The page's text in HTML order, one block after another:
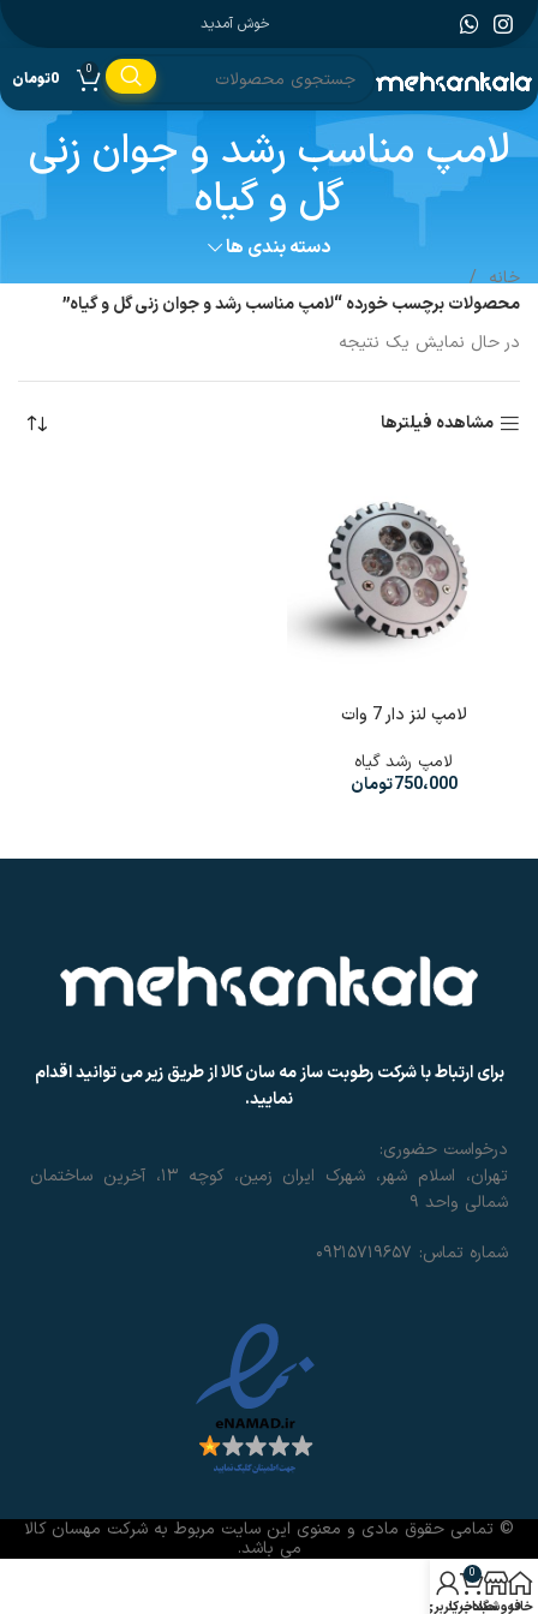
خوش آمدید
0
0تومان
لامپ مناسب رشد و جوان زنی
گل و گیاه
دسته بندی ها
خانه
محصولات برچسب خورده “لامپ مناسب رشد و جوان زنی گل و گیاه”
در حال نمایش یک نتیجه
مشاهده فیلترها
لامپ لنز دار 7 وات
لامپ رشد گیاه
750،000تومان
برای ارتباط با شرکت رطوبت ساز مه سان کالا از طریق زیر می توانید اقدام
نمایید.
درخواست حضوری:
تهران، اسلام شهر، شهرک ایران زمین، کوچه ۱۳، آخرین ساختمان
شمالی واحد ۹
شماره تماس: ۰۹۲۱۵۷۱۹۶۵۷
© تمامی حقوق مادی و معنوی این سایت مربوط به شرکت مهسان کالا
می باشد.
خانهفروشگاه
0
سبد خرید
حساب کاربری من